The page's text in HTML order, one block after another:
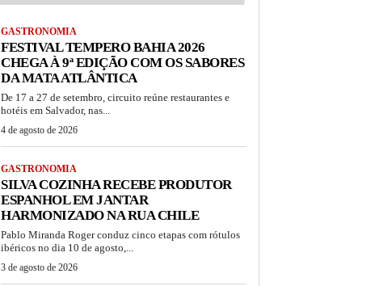
GASTRONOMIA
FESTIVAL TEMPERO BAHIA 2026
CHEGA À 9ª EDIÇÃO COM OS SABORES
DA MATA ATLÂNTICA
De 17 a 27 de setembro, circuito reúne restaurantes e
hotéis em Salvador, nas...
4 de agosto de 2026
GASTRONOMIA
SILVA COZINHA RECEBE PRODUTOR
ESPANHOL EM JANTAR
HARMONIZADO NA RUA CHILE
Pablo Miranda Roger conduz cinco etapas com rótulos
ibéricos no dia 10 de agosto,...
3 de agosto de 2026